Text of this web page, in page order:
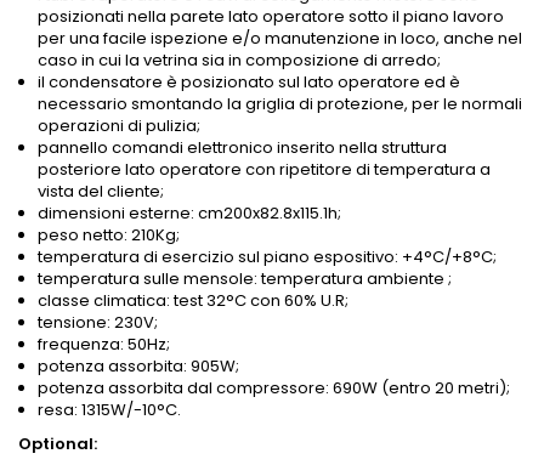
posizionati nella parete lato operatore sotto il piano lavoro
per una facile ispezione e/o manutenzione in loco, anche nel
caso in cui la vetrina sia in composizione di arredo;
il condensatore è posizionato sul lato operatore ed è
necessario smontando la griglia di protezione, per le normali
operazioni di pulizia;
pannello comandi elettronico inserito nella struttura
posteriore lato operatore con ripetitore di temperatura a
vista del cliente;
dimensioni esterne: cm200x82.8x115.1h;
peso netto: 210Kg;
temperatura di esercizio sul piano espositivo: +4°C/+8°C;
temperatura sulle mensole: temperatura ambiente ;
classe climatica: test 32°C con 60% U.R;
tensione: 230V;
frequenza: 50Hz;
potenza assorbita: 905W;
potenza assorbita dal compressore: 690W (entro 20 metri);
resa: 1315W/-10°C.
Optional: